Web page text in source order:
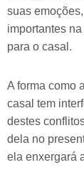
suas
importantes
para o casal.
A forma como
casal tem
destes
dela no
ela enxergará